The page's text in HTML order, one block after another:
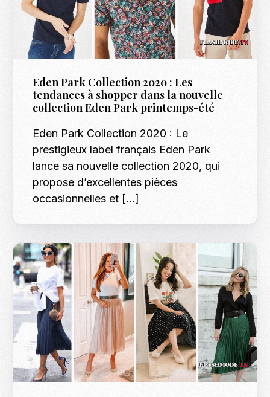
Eden Park Collection 2020 : Les
tendances à shopper dans la nouvelle
collection Eden Park printemps-été
Eden Park Collection 2020 : Le
prestigieux label français Eden Park
lance sa nouvelle collection 2020, qui
propose d’excellentes pièces
occasionnelles et […]